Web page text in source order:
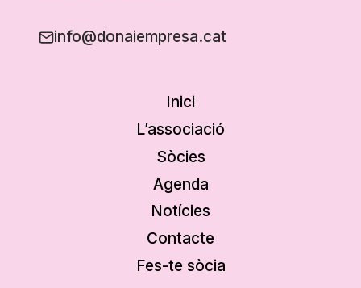
info@donaiempresa.cat
Inici
L’associació
Sòcies
Agenda
Notícies
Contacte
Fes-te sòcia